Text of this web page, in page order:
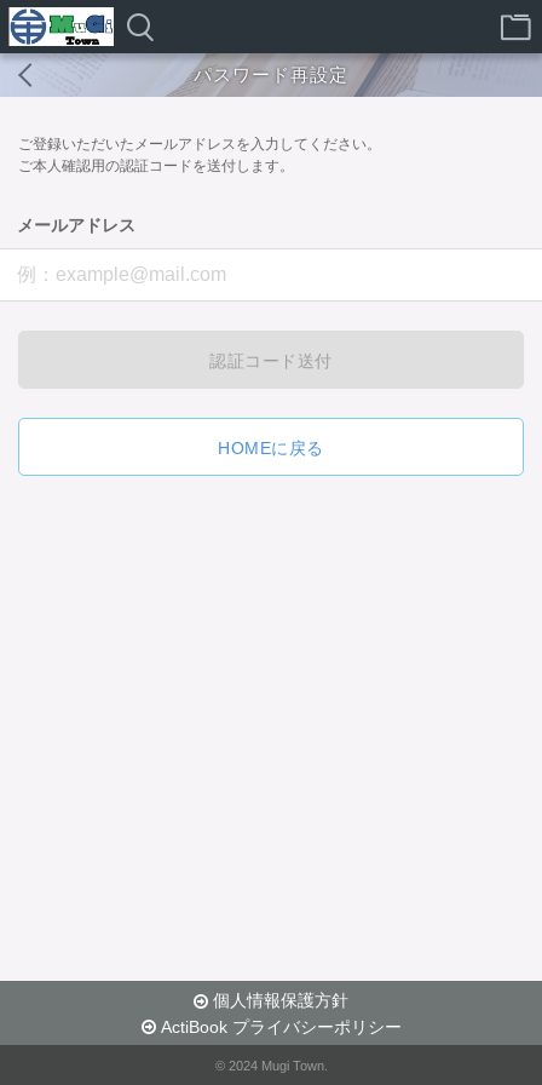
パスワード再設定
ご登録いただいたメールアドレスを入力してください。
ご本人確認用の認証コードを送付します。
メールアドレス
認証コード送付
HOMEに戻る
個人情報保護方針
ActiBook プライバシーポリシー
© 2024 Mugi Town.